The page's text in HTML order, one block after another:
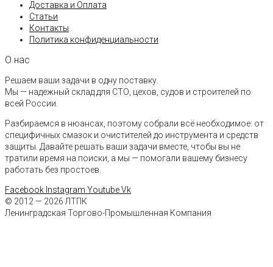
Доставка и Оплата
Статьи
Контакты
Политика конфиденциальности
О нас
Решаем ваши задачи в одну поставку.
Мы — надежный склад для СТО, цехов, судов и строителей по
всей России.
Разбираемся в нюансах, поэтому собрали всё необходимое: от
специфичных смазок и очистителей до инструмента и средств
защиты. Давайте решать ваши задачи вместе, чтобы вы не
тратили время на поиски, а мы — помогали вашему бизнесу
работать без простоев.
Facebook Instagram YoutubeVk
© 2012 — 2026 ЛТПК
Ленинградская Торгово-Промышленная Компания